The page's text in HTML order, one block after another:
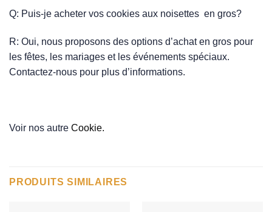
Q: Puis-je acheter vos cookies aux noisettes en gros?
R: Oui, nous proposons des options d’achat en gros pour
les fêtes, les mariages et les événements spéciaux.
Contactez-nous pour plus d’informations.
Voir nos autre Cookie.
PRODUITS SIMILAIRES